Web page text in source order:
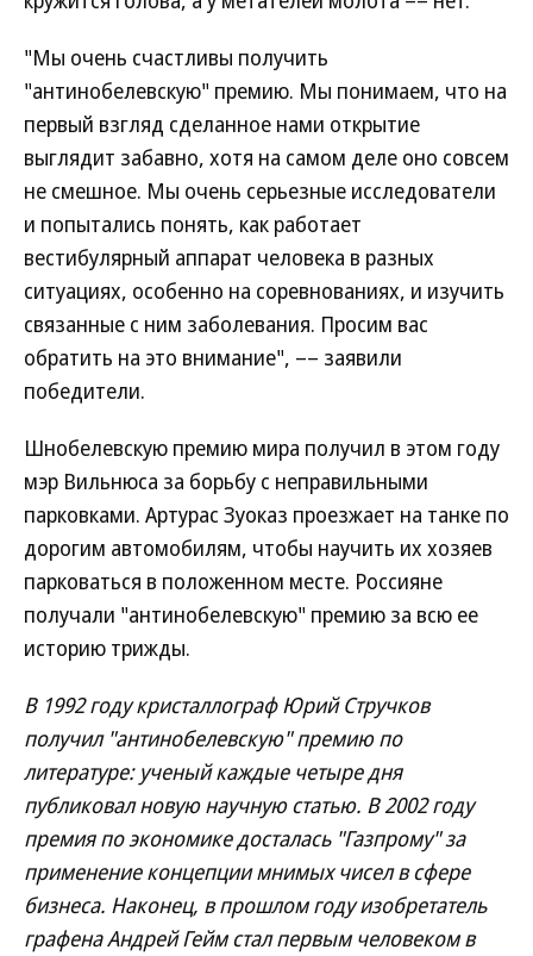
"Мы очень счастливы получить
"антинобелевскую" премию. Мы понимаем, что на
первый взгляд сделанное нами открытие
выглядит забавно, хотя на самом деле оно совсем
не смешное. Мы очень серьезные исследователи
и попытались понять, как работает
вестибулярный аппарат человека в разных
ситуациях, особенно на соревнованиях, и изучить
связанные с ним заболевания. Просим вас
обратить на это внимание", –– заявили
победители.
Шнобелевскую премию мира получил в этом году
мэр Вильнюса за борьбу с неправильными
парковками. Артурас Зуоказ проезжает на танке по
дорогим автомобилям, чтобы научить их хозяев
парковаться в положенном месте. Россияне
получали "антинобелевскую" премию за всю ее
историю трижды.
В 1992 году кристаллограф Юрий Стручков
получил "антинобелевскую" премию по
литературе: ученый каждые четыре дня
публиковал новую научную статью. В 2002 году
премия по экономике досталась "Газпрому" за
применение концепции мнимых чисел в сфере
бизнеса. Наконец, в прошлом году изобретатель
графена Андрей Гейм стал первым человеком в